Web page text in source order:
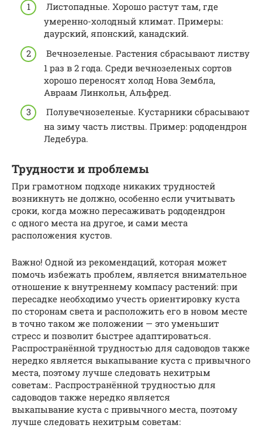
Листопадные. Хорошо растут там, где
умеренно-холодный климат. Примеры:
даурский, японский, канадский.
Вечнозеленые. Растения сбрасывают листву
1 раз в 2 года. Среди вечнозеленых сортов
хорошо переносят холод Нова Зембла,
Авраам Линкольн, Альфред.
Полувечнозеленые. Кустарники сбрасывают
на зиму часть листвы. Пример: рододендрон
Ледебура.
Трудности и проблемы
При грамотном подходе никаких трудностей
возникнуть не должно, особенно если учитывать
сроки, когда можно пересаживать рододендрон
с одного места на другое, и сами места
расположения кустов.
Важно! Одной из рекомендаций, которая может
помочь избежать проблем, является внимательное
отношение к внутреннему компасу растений: при
пересадке необходимо учесть ориентировку куста
по сторонам света и расположить его в новом месте
в точно таком же положении — это уменьшит
стресс и позволит быстрее адаптироваться.
Распространённой трудностью для садоводов также
нередко является выкапывание куста с привычного
места, поэтому лучше следовать нехитрым
советам:. Распространённой трудностью для
садоводов также нередко является
выкапывание куста с привычного места, поэтому
лучше следовать нехитрым советам: